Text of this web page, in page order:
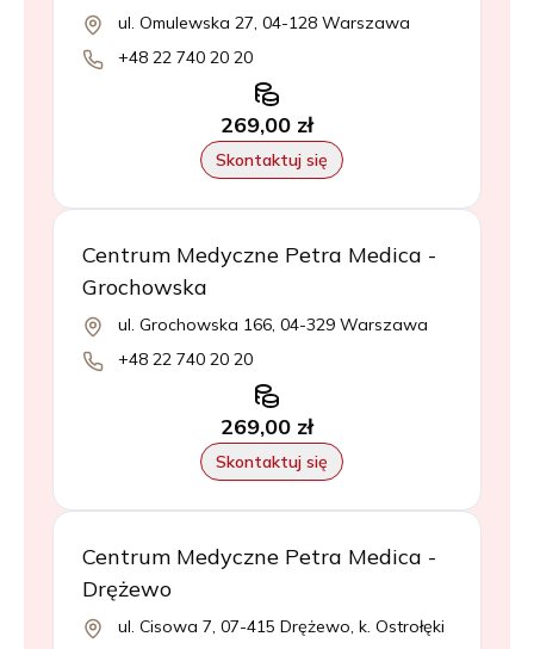
ul. Omulewska 27, 04-128 Warszawa
+48 22 740 20 20
269,00 zł
Skontaktuj się
Centrum Medyczne Petra Medica -
Grochowska
ul. Grochowska 166, 04-329 Warszawa
+48 22 740 20 20
269,00 zł
Skontaktuj się
Centrum Medyczne Petra Medica -
Drężewo
ul. Cisowa 7, 07-415 Drężewo, k. Ostrołęki